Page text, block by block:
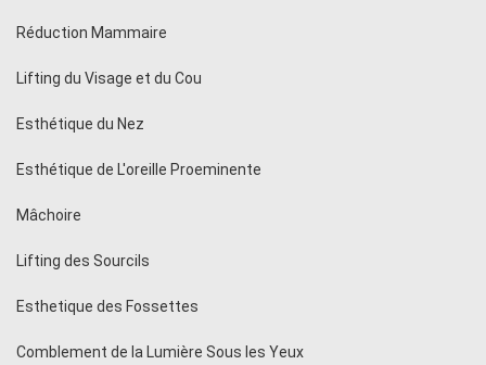
Réduction Mammaire
Lifting du Visage et du Cou
Esthétique du Nez
Esthétique de L'oreille Proeminente
Mâchoire
Lifting des Sourcils
Esthetique des Fossettes
Comblement de la Lumière Sous les Yeux